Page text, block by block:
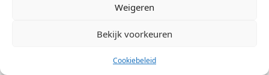
Weigeren
Bekijk voorkeuren
Cookiebeleid